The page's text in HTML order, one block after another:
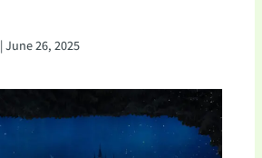
|June 26, 2025